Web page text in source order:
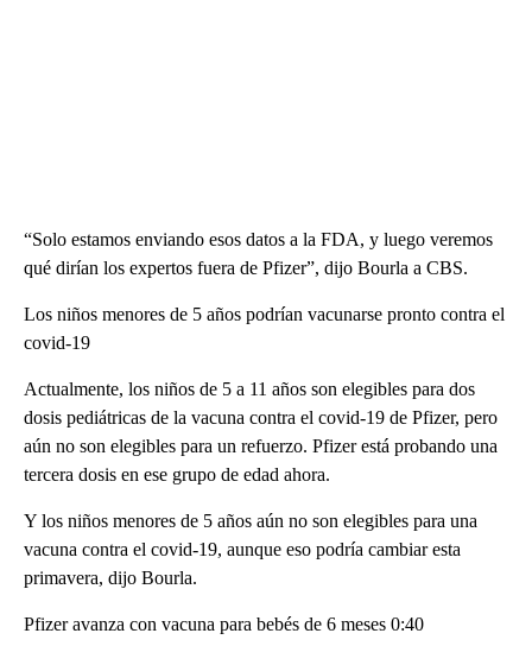
“Solo estamos enviando esos datos a la FDA, y luego veremos
qué dirían los expertos fuera de Pfizer”, dijo Bourla a CBS.
Los niños menores de 5 años podrían vacunarse pronto contra el
covid-19
Actualmente, los niños de 5 a 11 años son elegibles para dos
dosis pediátricas de la vacuna contra el covid-19 de Pfizer, pero
aún no son elegibles para un refuerzo. Pfizer está probando una
tercera dosis en ese grupo de edad ahora.
Y los niños menores de 5 años aún no son elegibles para una
vacuna contra el covid-19, aunque eso podría cambiar esta
primavera, dijo Bourla.
Pfizer avanza con vacuna para bebés de 6 meses 0:40